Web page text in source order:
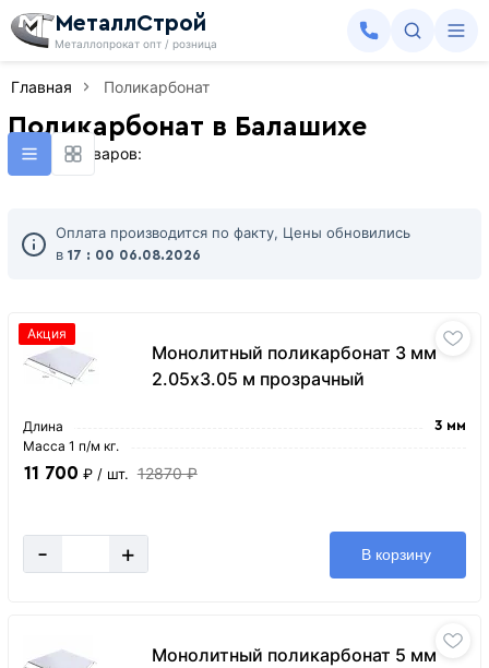
МеталлСтрой
Металлопрокат опт / розница
Главная Поликарбонат
Поликарбонат в Балашихе
Найдено товаров:
Оплата производится по факту, Цены обновились
в 17 : 00 06.08.2026
Монолитный поликарбонат 3 мм
2.05х3.05 м прозрачный
Акция
Длина 3 мм
Масса 1 п/м кг.
11 700 ₽ / шт. 12870 ₽
- + В корзину
Монолитный поликарбонат 5 мм